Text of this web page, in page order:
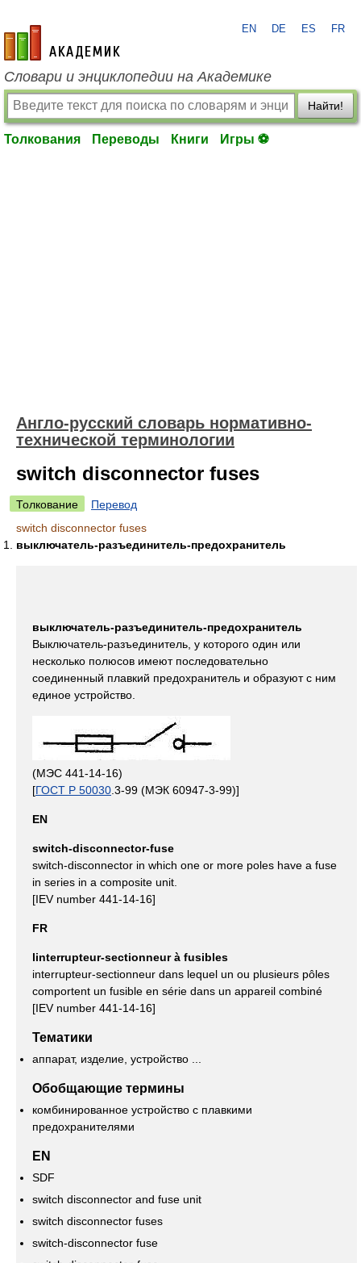
academic.ru
EN DE ES FR
Словари и энциклопедии на Академике
Найти!
Толкования Переводы Книги Игры ⚽
Англо-русский словарь нормативно-
технической терминологии
switch disconnector fuses
Толкование
Перевод
switch disconnector fuses
выключатель-разъединитель-предохранитель
выключатель-разъединитель-предохранитель
Выключатель-разъединитель, у которого один или
несколько полюсов имеют последовательно
соединенный плавкий предохранитель и образуют с ним
единое устройство.
(МЭС 441-14-16)
[ГОСТ Р 50030 .3-99 (МЭК 60947-3-99)]
EN
switch-disconnector-fuse
switch-disconnector in which one or more poles have a fuse
in series in a composite unit.
[IEV number 441-14-16]
FR
linterrupteur-sectionneur à fusibles
interrupteur-sectionneur dans lequel un ou plusieurs pôles
comportent un fusible en série dans un appareil combiné
[IEV number 441-14-16]
Тематики
аппарат, изделие, устройство ...
Обобщающие термины
комбинированное устройство с плавкими
предохранителями
EN
SDF
switch disconnector and fuse unit
switch disconnector fuses
switch-disconnector fuse